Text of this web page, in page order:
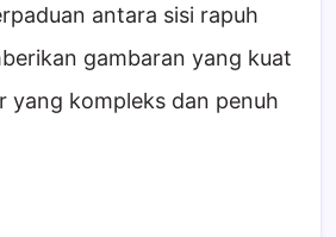
antara sisi rapuh
gambaran yang kuat
yang kompleks dan penuh